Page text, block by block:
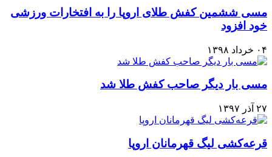
مسی ششمین کفش طلای اروپا را به افتخارات ورزشی
خود افزود
۰۴ خرداد ۱۳۹۸
مسی بار دیگر صاحب کفش طلا شد
۲۷ آذر ۱۳۹۷
قرعه‌کشی لیگ قهرمانان اروپا